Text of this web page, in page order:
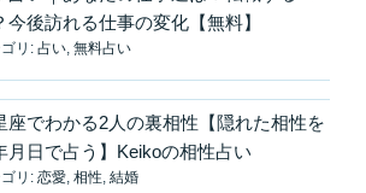
今後訪れる仕事の変化【無料】
リ: 占い, 無料占い
座でわかる2人の裏相性【隠れた相性を
月日で占う】Keikoの相性占い
リ: 恋愛, 相性, 結婚